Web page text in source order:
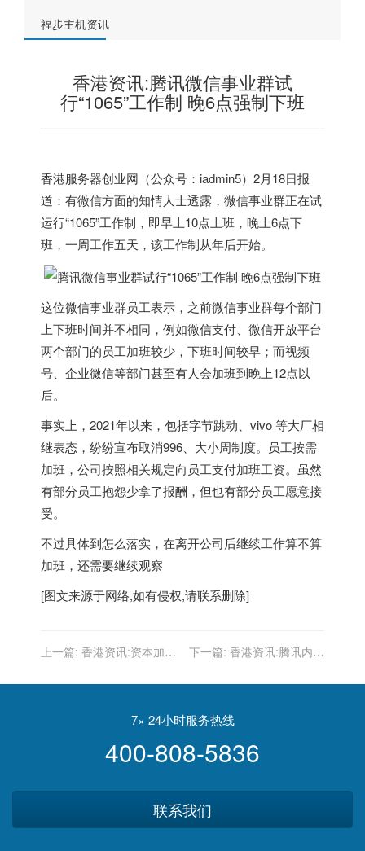
福步主机资讯
香港资讯:腾讯微信事业群试
行“1065”工作制 晚6点强制下班
香港服务器创业网（公众号：iadmin5）2月18日报
道：有微信方面的知情人士透露，微信事业群正在试
运行“1065”工作制，即早上10点上班，晚上6点下
班，一周工作五天，该工作制从年后开始。
这位微信事业群员工表示，之前微信事业群每个部门
上下班时间并不相同，例如微信支付、微信开放平台
两个部门的员工加班较少，下班时间较早；而视频
号、企业微信等部门甚至有人会加班到晚上12点以
后。
事实上，2021年以来，包括字节跳动、vivo 等大厂相
继表态，纷纷宣布取消996、大小周制度。员工按需
加班，公司按照相关规定向员工支付加班工资。虽然
有部分员工抱怨少拿了报酬，但也有部分员工愿意接
受。
不过具体到怎么落实，在离开公司后继续工作算不算
加班，还需要继续观察
[图文来源于网络,如有侵权,请联系删除]
上一篇: 香港资讯:资本加速
已至爆发前夕
下一篇: 香港资讯:腾讯内测
团购领域
7× 24小时服务热线
400-808-5836
联系我们